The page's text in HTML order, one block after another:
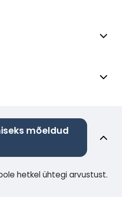
mõeldud
hetkel ühtegi arvustust.